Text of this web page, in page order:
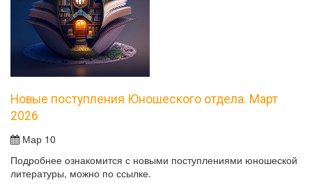
Новые поступления Юношеского отдела. Март
2026
Мар 10
Подробнее ознакомится с новыми поступлениями юношеской
литературы, можно по ссылке.